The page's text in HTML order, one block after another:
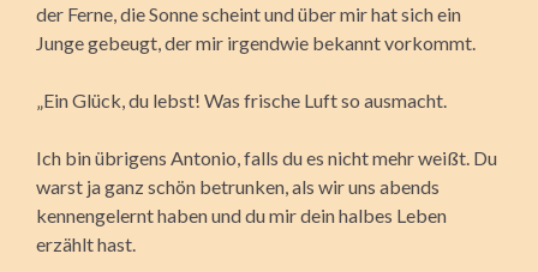
der Ferne, die Sonne scheint und über mir hat sich ein
Junge gebeugt, der mir irgendwie bekannt vorkommt.
„Ein Glück, du lebst! Was frische Luft so ausmacht.
Ich bin übrigens Antonio, falls du es nicht mehr weißt. Du
warst ja ganz schön betrunken, als wir uns abends
kennengelernt haben und du mir dein halbes Leben
erzählt hast.